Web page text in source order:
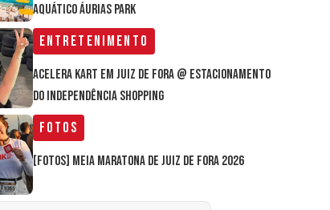
aquático Áurias Park
Entretenimento
Acelera Kart em Juiz de Fora @ estacionamento
do Independência Shopping
Fotos
[FOTOS] Meia Maratona de Juiz de Fora 2026